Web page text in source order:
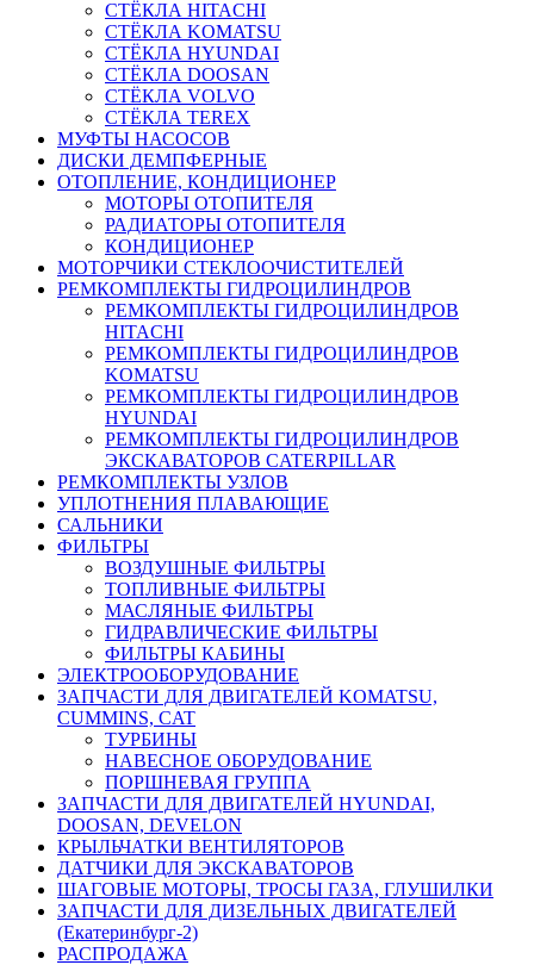
СТЁКЛА HITACHI
СТЁКЛА KOMATSU
СТЁКЛА HYUNDAI
СТЁКЛА DOOSAN
СТЁКЛА VOLVO
СТЁКЛА TEREX
МУФТЫ НАСОСОВ
ДИСКИ ДЕМПФЕРНЫЕ
ОТОПЛЕНИЕ, КОНДИЦИОНЕР
МОТОРЫ ОТОПИТЕЛЯ
РАДИАТОРЫ ОТОПИТЕЛЯ
КОНДИЦИОНЕР
МОТОРЧИКИ СТЕКЛООЧИСТИТЕЛЕЙ
РЕМКОМПЛЕКТЫ ГИДРОЦИЛИНДРОВ
РЕМКОМПЛЕКТЫ ГИДРОЦИЛИНДРОВ
HITACHI
РЕМКОМПЛЕКТЫ ГИДРОЦИЛИНДРОВ
KOMATSU
РЕМКОМПЛЕКТЫ ГИДРОЦИЛИНДРОВ
HYUNDAI
РЕМКОМПЛЕКТЫ ГИДРОЦИЛИНДРОВ
ЭКСКАВАТОРОВ CATERPILLAR
РЕМКОМПЛЕКТЫ УЗЛОВ
УПЛОТНЕНИЯ ПЛАВАЮЩИЕ
САЛЬНИКИ
ФИЛЬТРЫ
ВОЗДУШНЫЕ ФИЛЬТРЫ
ТОПЛИВНЫЕ ФИЛЬТРЫ
МАСЛЯНЫЕ ФИЛЬТРЫ
ГИДРАВЛИЧЕСКИЕ ФИЛЬТРЫ
ФИЛЬТРЫ КАБИНЫ
ЭЛЕКТРООБОРУДОВАНИЕ
ЗАПЧАСТИ ДЛЯ ДВИГАТЕЛЕЙ KOMATSU,
CUMMINS, CAT
ТУРБИНЫ
НАВЕСНОЕ ОБОРУДОВАНИЕ
ПОРШНЕВАЯ ГРУППА
ЗАПЧАСТИ ДЛЯ ДВИГАТЕЛЕЙ HYUNDAI,
DOOSAN, DEVELON
КРЫЛЬЧАТКИ ВЕНТИЛЯТОРОВ
ДАТЧИКИ ДЛЯ ЭКСКАВАТОРОВ
ШАГОВЫЕ МОТОРЫ, ТРОСЫ ГАЗА, ГЛУШИЛКИ
ЗАПЧАСТИ ДЛЯ ДИЗЕЛЬНЫХ ДВИГАТЕЛЕЙ
(Екатеринбург-2)
РАСПРОДАЖА